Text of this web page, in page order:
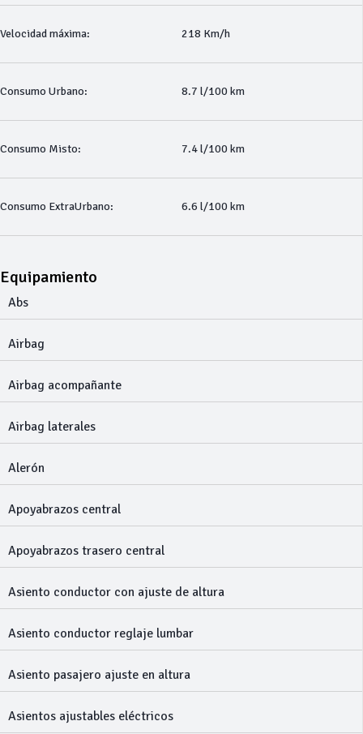
Velocidad máxima: 218 Km/h
Consumo Urbano: 8.7 l/100 km
Consumo Misto: 7.4 l/100 km
Consumo ExtraUrbano: 6.6 l/100 km
Equipamiento
Abs
Airbag
Airbag acompañante
Airbag laterales
Alerón
Apoyabrazos central
Apoyabrazos trasero central
Asiento conductor con ajuste de altura
Asiento conductor reglaje lumbar
Asiento pasajero ajuste en altura
Asientos ajustables eléctricos